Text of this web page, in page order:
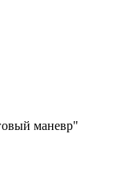
маневр"